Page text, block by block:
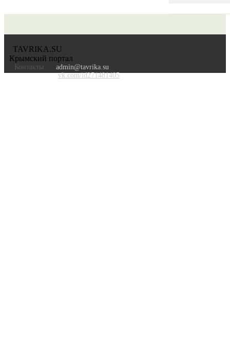
TAVRIKA.SU
Крымский портал
Контакты
admin@tavrika.su
vk.com/id271481405